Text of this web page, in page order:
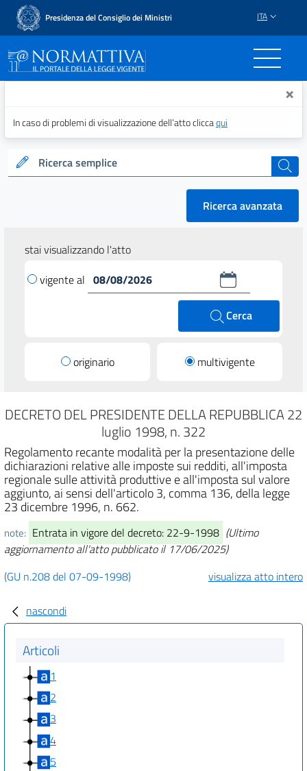
Presidenza del Consiglio dei Ministri ITA
Normattiva - Il portale ×
In caso di problemi di visualizzazione dell’atto cliccaqui
Ricerca semplice cerca
Ricerca avanzata
stai visualizzando l'atto
vigente al
Cerca
originario multivigente
DECRETO DEL PRESIDENTE DELLA REPUBBLICA 22
luglio 1998, n. 322
Regolamento recante modalità per la presentazione delle
dichiarazioni relative alle imposte sui redditi, all'imposta
regionale sulle attività produttive e all'imposta sul valore
aggiunto, ai sensi dell'articolo 3, comma 136, della legge
23 dicembre 1996, n. 662.
note: Entrata in vigore del decreto: 22-9-1998 (Ultimo
aggiornamento all'atto pubblicato il 17/06/2025)
(GU n.208 del 07-09-1998)
visualizza atto intero
nascondi
Articoli
1
2
3
4
5